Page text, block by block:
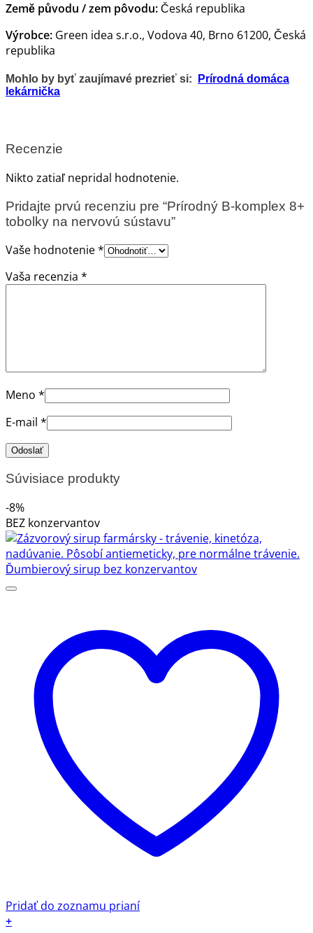
Země původu / zem pôvodu:Česká republika
Výrobce: Green idea s.r.o., Vodova 40, Brno 61200, Česká
republika
Mohlo by byť zaujímavé prezrieť si:
Prírodná domáca
lekárnička
Recenzie
Nikto zatiaľ nepridal hodnotenie.
Pridajte prvú recenziu pre “Prírodný B-komplex 8+
tobolky na nervovú sústavu”
Vaše hodnotenie*
Vaša recenzia *
Meno *
E-mail *
Súvisiace produkty
-8%
BEZ konzervantov
Pridať do zoznamu prianí
+